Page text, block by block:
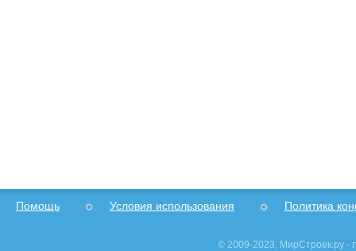
Помощь Условия использования Политика
© 2009-2023, МирСтроек.ру -